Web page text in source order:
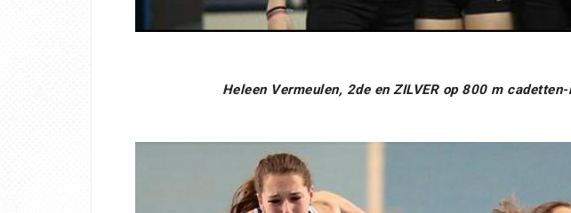
Heleen Vermeulen, 2de en ZILVER op 800 m